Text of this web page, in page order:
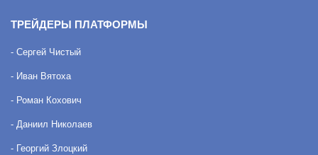
ТРЕЙДЕРЫ ПЛАТФОРМЫ
- Сергей Чистый
- Иван Вятоха
- Роман Кохович
- Даниил Николаев
- Георгий Злоцкий